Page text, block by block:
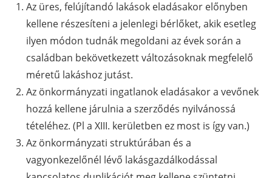
Az üres, felújítandó lakások eladásakor előnyben
kellene részesíteni a jelenlegi bérlőket, akik esetleg
ilyen módon tudnák megoldani az évek során a
családban bekövetkezett változásoknak megfelelő
méretű lakáshoz jutást.
Az önkormányzati ingatlanok eladásakor a vevőnek
hozzá kellene járulnia a szerződés nyilvánossá
tételéhez. (Pl a XIII. kerületben ez most is így van.)
Az önkormányzati struktúrában és a
vagyonkezelőnél lévő lakásgazdálkodással